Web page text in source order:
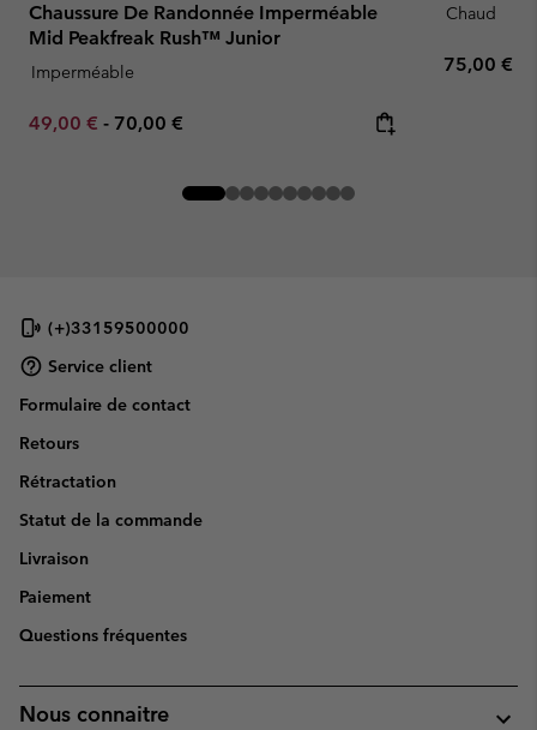
Chaussure De Randonnée Imperméable
Mid Peakfreak Rush™ Junior
Imperméable
Minimum sale price:
49,00 € - Maximum price:
70,00 €
Chaud
Regular
75,00 €
(+)33159500000
Service client
Formulaire de contact
Retours
Rétractation
Statut de la commande
Livraison
Paiement
Questions fréquentes
Nous connaitre